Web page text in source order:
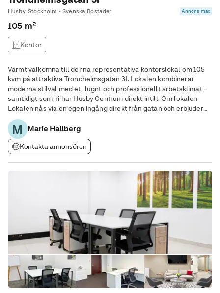
Husby, Stockholm • Svenska Bostäder Annons max
105 m²
Kontor
Varmt välkomna till denna representativa kontorslokal om 105
kvm på attraktiva Trondheimsgatan 3I. Lokalen kombinerar
moderna stilval med ett lugnt och professionellt arbetsklimat –
samtidigt som ni har Husby Centrum direkt intill. Om lokalen
Lokalen nås via en egen ingång direkt från gatan och erbjuder
2–3 kontorsrum i varierande storlekar, ett pentry samt RWC och
dusch. Här finns allt som
M Marie Hallberg
Kontakta annonsören